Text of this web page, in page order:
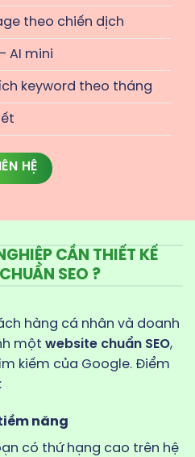
theo chiến dịch
AI mini
keyword theo tháng
HỆ
CẦN THIẾT KẾ
SEO ?
hàng cá nhân và doanh
một website chuẩn SEO,
kiếm của Google. Điểm
năng
có thứ hạng cao trên hệ